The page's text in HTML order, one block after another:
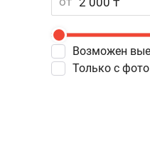
Возможен
Только с фото